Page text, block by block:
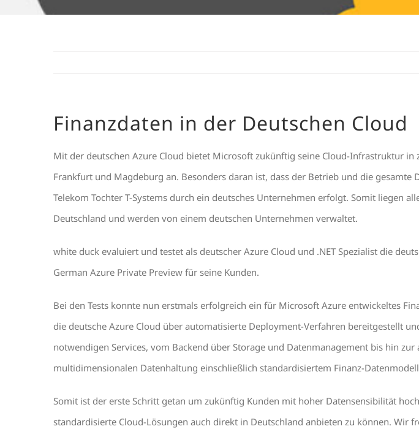
Finanzdaten in der Deutschen Cloud
Mit der deutschen Azure Cloud bietet Microsoft zukünftig seine Cloud-Infrastruktur in
Frankfurt und Magdeburg an. Besonders daran ist, dass der Betrieb und die gesamte
Telekom Tochter T-Systems durch ein deutsches Unternehmen erfolgt. Somit liegen
Deutschland und werden von einem deutschen Unternehmen verwaltet.
white duck evaluiert und testet als deutscher Azure Cloud und .NET Spezialist die
German Azure Private Preview für seine Kunden.
Bei den Tests konnte nun erstmals erfolgreich ein für Microsoft Azure entwickeltes
die deutsche Azure Cloud über automatisierte Deployment-Verfahren bereitgestellt
notwendigen Services, vom Backend über Storage und Datenmanagement bis hin zur
multidimensionalen Datenhaltung einschließlich standardisiertem Finanz-
Somit ist der erste Schritt getan um zukünftig Kunden mit hoher Datensensibilität
standardisierte Cloud-Lösungen auch direkt in Deutschland anbieten zu können. Wir